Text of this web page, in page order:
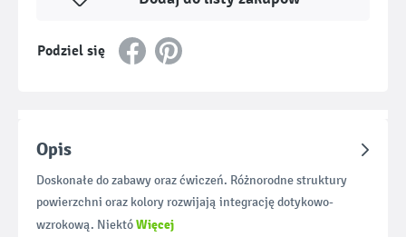
Podziel się
Opis
Doskonałe do zabawy oraz ćwiczeń. Różnorodne struktury
powierzchni oraz kolory rozwijają integrację dotykowo-
wzrokową. NiektóWięcej